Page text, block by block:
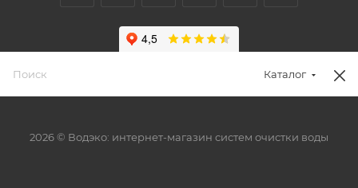
2026 © Водэко: интернет-магазин систем очистки воды
Каталог